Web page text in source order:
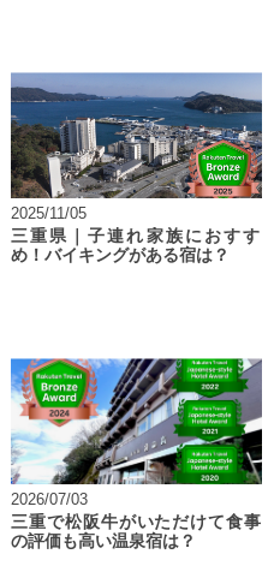
2025/11/05
三重県｜子連れ家族におすす
め！バイキングがある宿は？
2026/07/03
三重で松阪牛がいただけて食事
の評価も高い温泉宿は？